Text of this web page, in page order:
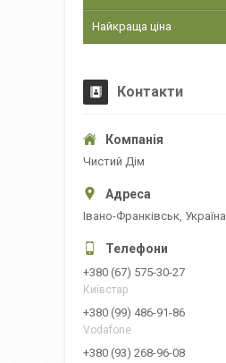
Найкраща ціна
Контакти
Чистий Дім
Івано-Франківськ, Україна
+380 (67) 575-30-27
Київстар
+380 (99) 486-91-86
Vodafone
+380 (93) 268-96-08